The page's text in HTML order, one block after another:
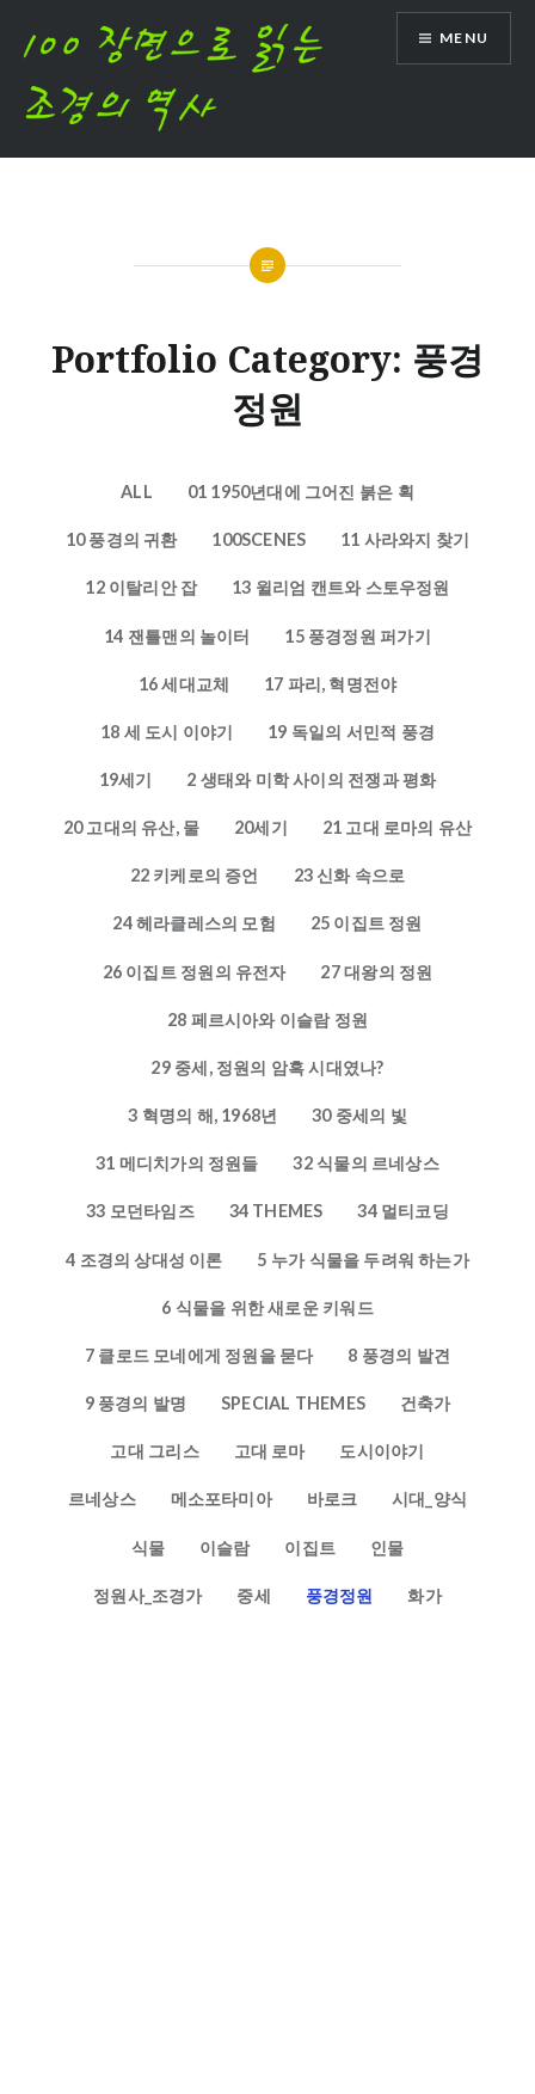
MENU
Portfolio Category: 풍경
정원
ALL 01 1950년대에 그어진 붉은 획
10 풍경의 귀환 100SCENES 11 사라와지 찾기
12 이탈리안 잡 13 윌리엄 캔트와 스토우정원
14 잰틀맨의 놀이터 15 풍경정원 퍼가기
16 세대교체 17 파리, 혁명전야
18 세 도시 이야기 19 독일의 서민적 풍경
19세기 2 생태와 미학 사이의 전쟁과 평화
20 고대의 유산, 물 20세기 21 고대 로마의 유산
22 키케로의 증언 23 신화 속으로
24 헤라클레스의 모험 25 이집트 정원
26 이집트 정원의 유전자 27 대왕의 정원
28 페르시아와 이슬람 정원
29 중세, 정원의 암흑 시대였나?
3 혁명의 해, 1968년 30 중세의 빛
31 메디치가의 정원들 32 식물의 르네상스
33 모던타임즈 34 THEMES 34 멀티코딩
4 조경의 상대성 이론 5 누가 식물을 두려워 하는가
6 식물을 위한 새로운 키워드
7 클로드 모네에게 정원을 묻다 8 풍경의 발견
9 풍경의 발명 SPECIAL THEMES 건축가
고대 그리스 고대 로마 도시이야기
르네상스 메소포타미아 바로크 시대_양식
식물 이슬람 이집트 인물
정원사_조경가 중세 풍경정원 화가